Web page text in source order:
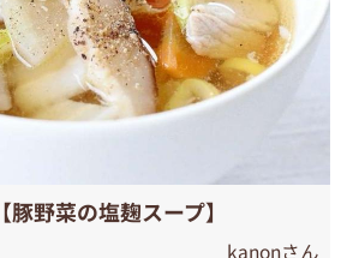
野菜の塩麹スープ】
kanonさん